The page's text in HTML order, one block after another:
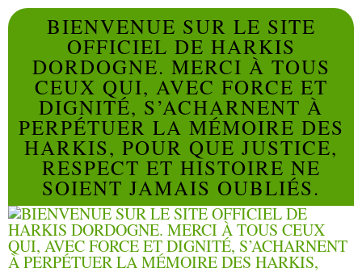
BIENVENUE SUR LE SITE
OFFICIEL DE HARKIS
DORDOGNE. MERCI À TOUS
CEUX QUI, AVEC FORCE ET
DIGNITÉ, S’ACHARNENT À
PERPÉTUER LA MÉMOIRE DES
HARKIS, POUR QUE JUSTICE,
RESPECT ET HISTOIRE NE
SOIENT JAMAIS OUBLIÉS.